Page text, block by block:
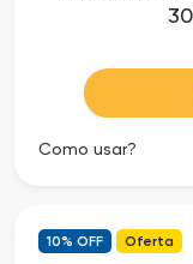
Como usar?
10% OFF Oferta